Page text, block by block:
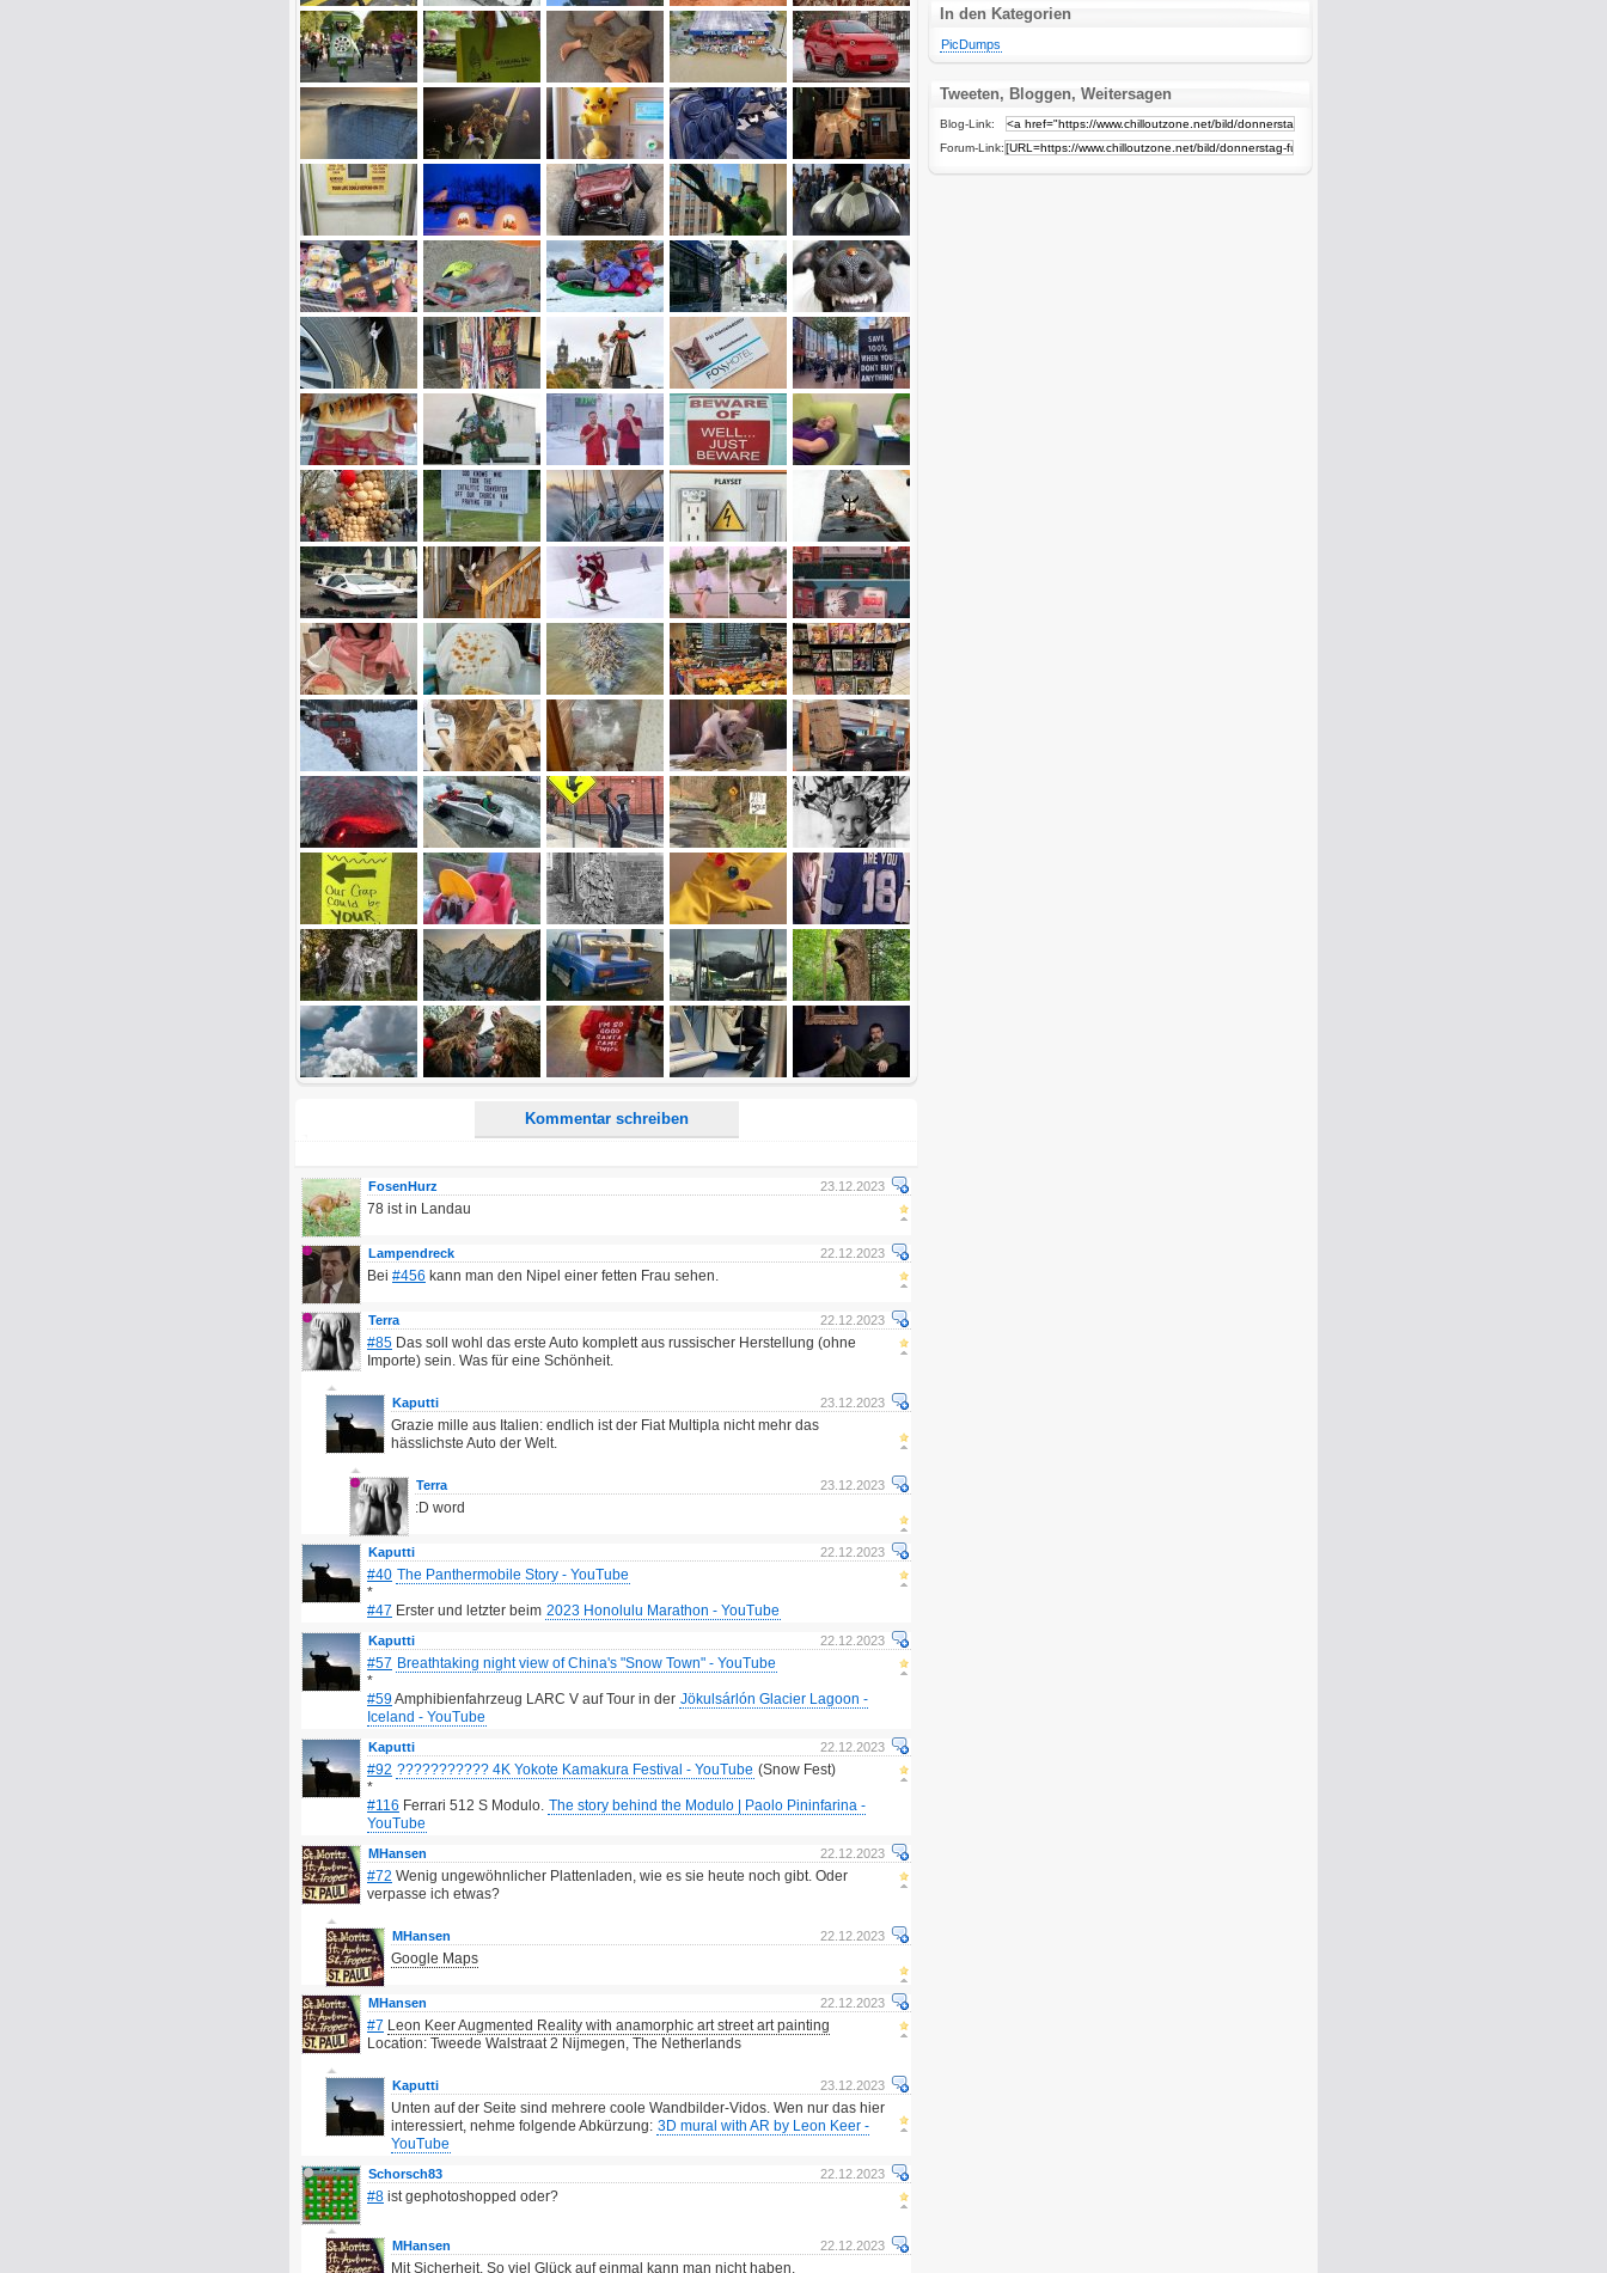
Kommentar schreiben
Name:
E-Mail-Adresse (optional):
Kommentar:
Alle HTML-Tags außer <br>, <strike> und <i> werden aus Deinem Kommentar entfernt.
URLs werden automatisch umgewandelt. Bitte verwende "www." oder "http://" in URLs
Ich möchte eine E-Mail, wenn zu meinem Kommentar Antworten erscheinen.
Ich möchte eine E-Mail, wenn auf dieser Seite weitere Kommentare erscheinen.
23.12.2023
FosenHurz
78 ist in Landau
22.12.2023
Lampendreck
Bei #456 kann man den Nipel einer fetten Frau sehen.
22.12.2023
Terra
#85 Das soll wohl das erste Auto komplett aus russischer Herstellung (ohne
Importe) sein. Was für eine Schönheit.
23.12.2023
Kaputti
Grazie mille aus Italien: endlich ist der Fiat Multipla nicht mehr das
hässlichste Auto der Welt.
23.12.2023
Terra
:D word
22.12.2023
Kaputti
#40 The Panthermobile Story - YouTube
*
#47 Erster und letzter beim 2023 Honolulu Marathon - YouTube
22.12.2023
Kaputti
#57 Breathtaking night view of China's "Snow Town" - YouTube
*
#59Amphibienfahrzeug LARC V auf Tour in der Jökulsárlón Glacier Lagoon -
Iceland - YouTube
22.12.2023
Kaputti
#92 ??????????? 4K Yokote Kamakura Festival - YouTube (Snow Fest)
*
#116 Ferrari 512 S Modulo. The story behind the Modulo | Paolo Pininfarina -
YouTube
22.12.2023
MHansen
#72 Wenig ungewöhnlicher Plattenladen, wie es sie heute noch gibt. Oder
verpasse ich etwas?
22.12.2023
MHansen
Google Maps
22.12.2023
MHansen
#7 Leon Keer Augmented Reality with anamorphic art street art painting
Location: Tweede Walstraat 2 Nijmegen, The Netherlands
23.12.2023
Kaputti
Unten auf der Seite sind mehrere coole Wandbilder-Vidos. Wen nur das hier
interessiert, nehme folgende Abkürzung: 3D mural with AR by Leon Keer -
YouTube
22.12.2023
Schorsch83
#8 ist gephotoshopped oder?
22.12.2023
MHansen
Mit Sicherheit. So viel Glück auf einmal kann man nicht haben.
In den Kategorien
PicDumps
Tweeten, Bloggen, Weitersagen
Blog-Link:
Forum-Link: